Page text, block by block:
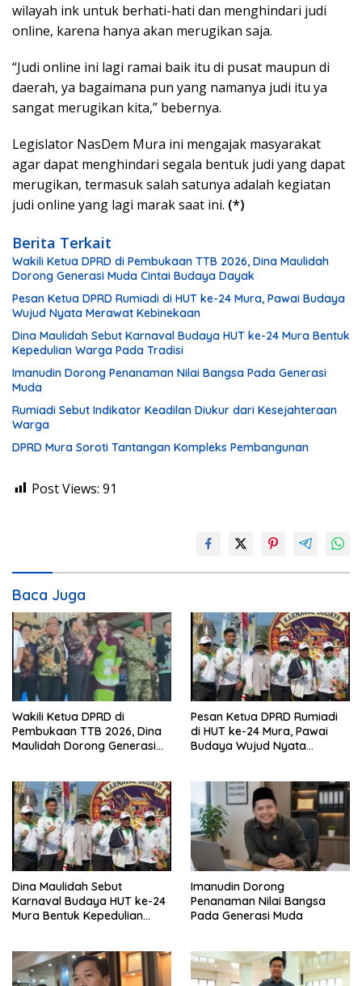
wilayah ink untuk berhati-hati dan menghindari judi
online, karena hanya akan merugikan saja.
“Judi online ini lagi ramai baik itu di pusat maupun di
daerah, ya bagaimana pun yang namanya judi itu ya
sangat merugikan kita,” bebernya.
Legislator NasDem Mura ini mengajak masyarakat
agar dapat menghindari segala bentuk judi yang dapat
merugikan, termasuk salah satunya adalah kegiatan
judi online yang lagi marak saat ini. (*)
Berita Terkait
Wakili Ketua DPRD di Pembukaan TTB 2026, Dina Maulidah
Dorong Generasi Muda Cintai Budaya Dayak
Pesan Ketua DPRD Rumiadi di HUT ke-24 Mura, Pawai Budaya
Wujud Nyata Merawat Kebinekaan
Dina Maulidah Sebut Karnaval Budaya HUT ke-24 Mura Bentuk
Kepedulian Warga Pada Tradisi
Imanudin Dorong Penanaman Nilai Bangsa Pada Generasi
Muda
Rumiadi Sebut Indikator Keadilan Diukur dari Kesejahteraan
Warga
DPRD Mura Soroti Tantangan Kompleks Pembangunan
Post Views: 91
Baca Juga
Wakili Ketua DPRD di
Pembukaan TTB 2026, Dina
Maulidah Dorong Generasi
Pesan Ketua DPRD Rumiadi
di HUT ke-24 Mura, Pawai
Budaya Wujud Nyata
Dina Maulidah Sebut
Karnaval Budaya HUT ke-24
Mura Bentuk Kepedulian
Imanudin Dorong
Penanaman Nilai Bangsa
Pada Generasi Muda